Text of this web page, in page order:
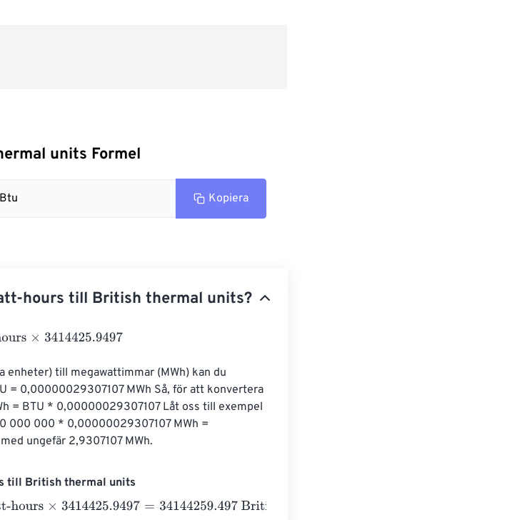
units Formel
Kopiera
hours till British thermal units?
till megawattimmar (MWh) kan du
= 0,00000029307107 MWh Så, för att konvertera
= BTU * 0,00000029307107 Låt oss till exempel
000 000 * 0,00000029307107 MWh =
ungefär 2,9307107 MWh.
till British thermal units
3414425.9497=34144259.497 British thermal units